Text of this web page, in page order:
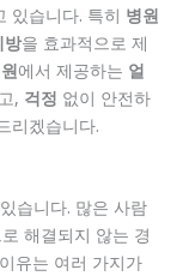
있습니다. 특히 병원
방을 효과적으로 제
에서 제공하는 얼
, 걱정 없이 안전하
리겠습니다.
습니다. 많은 사람
해결되지 않는 경
유는 여러 가지가